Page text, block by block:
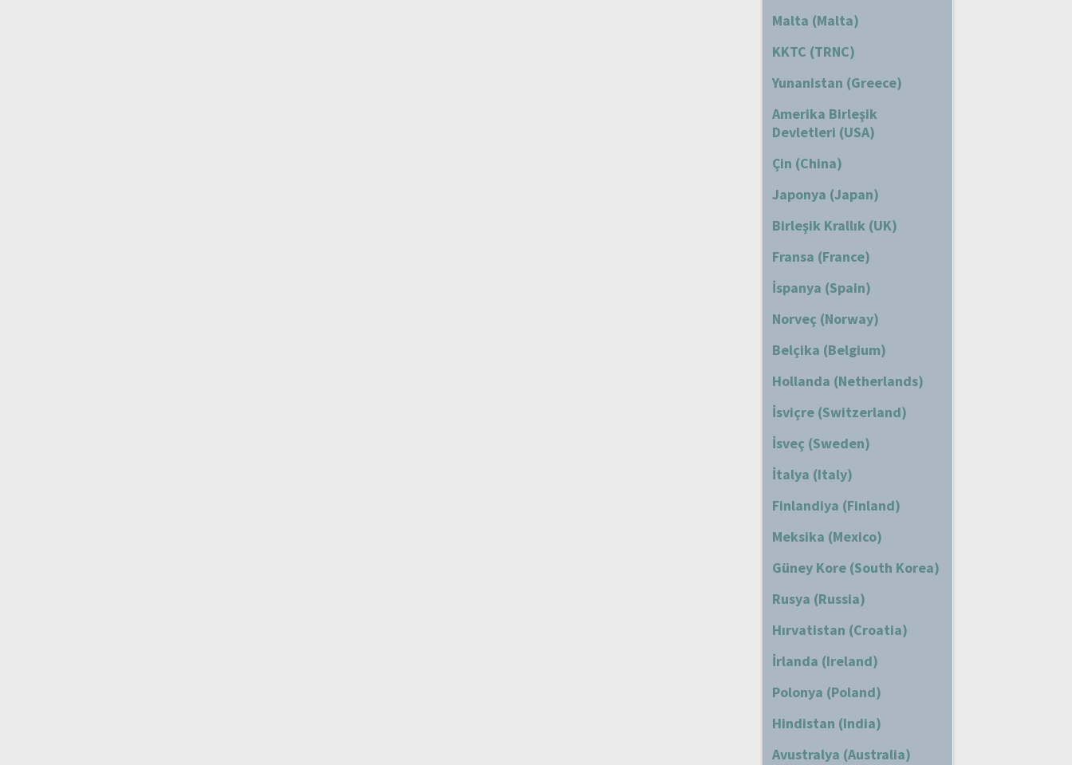
Malta (Malta)
KKTC (TRNC)
Yunanistan (Greece)
Amerika Birleşik
Devletleri (USA)
Çin (China)
Japonya (Japan)
Birleşik Krallık (UK)
Fransa (France)
İspanya (Spain)
Norveç (Norway)
Belçika (Belgium)
Hollanda (Netherlands)
İsviçre (Switzerland)
İsveç (Sweden)
İtalya (Italy)
Finlandiya (Finland)
Meksika (Mexico)
Güney Kore (South Korea)
Rusya (Russia)
Hırvatistan (Croatia)
İrlanda (Ireland)
Polonya (Poland)
Hindistan (India)
Avustralya (Australia)